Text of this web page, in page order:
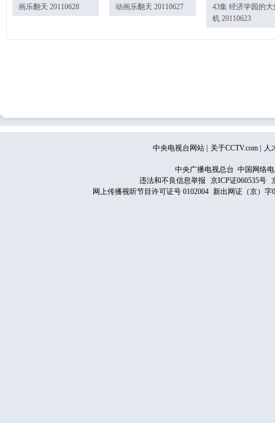
画乐翻天 20110628
动画乐翻天 20110627
43集 经济学园的大
机 20110623
中央电视台网站 关于CCTV.com 人
中央广播电视总台 中国网络
违法和不良信息举报
京ICP证060535号
网上传播视听节目许可证号 0102004 新出网证（京）